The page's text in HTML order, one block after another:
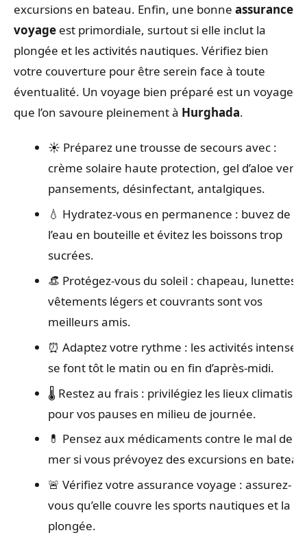
excursions en bateau. Enfin, une bonne assurance
voyage est primordiale, surtout si elle inclut la
plongée et les activités nautiques. Vérifiez bien
votre couverture pour être serein face à toute
éventualité. Un voyage bien préparé est un voyage
que l’on savoure pleinement à Hurghada.
☀️ Préparez une trousse de secours avec :
crème solaire haute protection, gel d’aloe vera,
pansements, désinfectant, antalgiques.
💧 Hydratez-vous en permanence : buvez de
l’eau en bouteille et évitez les boissons trop
sucrées.
👒 Protégez-vous du soleil : chapeau, lunettes,
vêtements légers et couvrants sont vos
meilleurs amis.
⏰ Adaptez votre rythme : les activités intenses
se font tôt le matin ou en fin d’après-midi.
🌡️ Restez au frais : privilégiez les lieux climatisés
pour vos pauses en milieu de journée.
💊 Pensez aux médicaments contre le mal de
mer si vous prévoyez des excursions en
🚨 Vérifiez votre assurance voyage : assurez-
vous qu’elle couvre les sports nautiques et la
plongée.